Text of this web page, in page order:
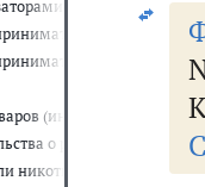
азартных игр в
(иных вещей),
о рекламе
никотинсодержащей